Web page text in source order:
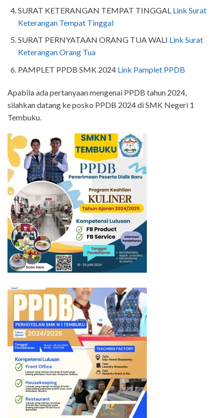
SURAT KETERANGAN TEMPAT TINGGAL Link Surat
Keterangan Tempat Tinggal
SURAT PERNYATAAN ORANG TUA WALI Link Surat
Keterangan Orang Tua
PAMPLET PPDB SMK 2024 Link Pamplet PPDB
Apabila ada pertanyaan mengenai PPDB tahun 2024,
silahkan datang ke posko PPDB 2024 di SMK Negeri 1
Tembuku.